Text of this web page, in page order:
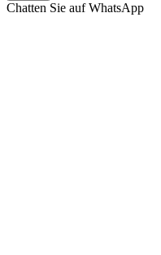
Chatten Sie auf WhatsApp